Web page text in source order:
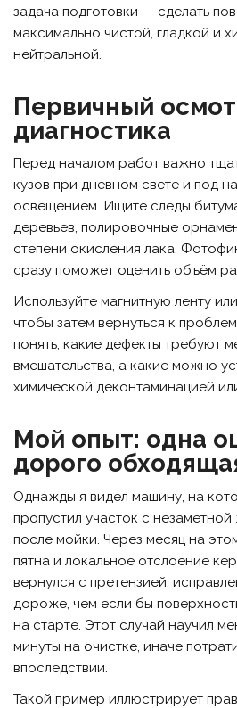
задача подготовки — сделать
максимально чистой, гладкой и
нейтральной.
Первичный
диагностика
Перед началом работ важно
кузов при дневном свете и под
освещением. Ищите следы
деревьев, полировочные
степени окисления лака.
сразу поможет оценить объём
Используйте магнитную ленту
чтобы затем вернуться к
понять, какие дефекты требуют
вмешательства, а какие можно
химической деконтаминацией
Мой опыт: одна
дорого
Однажды я видел машину, на
пропустил участок с
после мойки. Через месяц на
пятна и локальное отслоение
вернулся с претензией;
дороже, чем если бы
на старте. Этот случай научил
минуты на очистке, иначе
впоследствии.
Такой пример иллюстрирует